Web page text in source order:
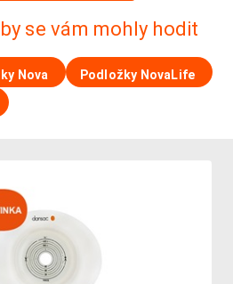
se vám mohly hodit
Nova Podložky NovaLife